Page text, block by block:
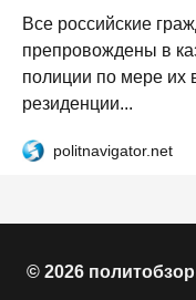
Все российские
препровождены в
полиции по мере их
резиденции...
politnavigator.net
© 2026 политобзор